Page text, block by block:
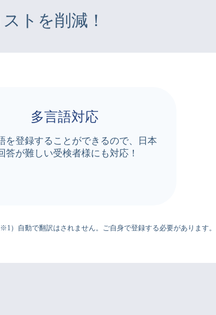
トを削減！
多言語対応
を登録することができるので、日本
答が難しい受検者様にも対応！
※1）自動で翻訳はされません。ご自身で登録する必要があります。